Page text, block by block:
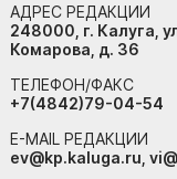
АДРЕС РЕДАКЦИИ
248000, г. Калуга,
Комарова, д. 36
ТЕЛЕФОН/ФАКС
+7(4842)79-04-54
E-MAIL РЕДАКЦИИ
ev@kp.kaluga.ru,